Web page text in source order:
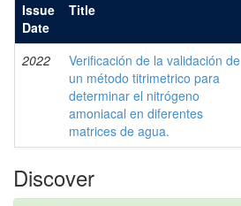
Issue
Date
Title
2022
Verificación de la validación de
un método titrimetrico para
determinar el nitrógeno
amoniacal en diferentes
matrices de agua.
Discover